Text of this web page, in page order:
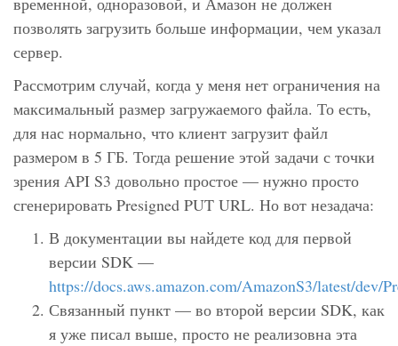
позволять загрузить больше информации, чем указал
сервер.
Рассмотрим случай, когда у меня нет ограничения на
максимальный размер загружаемого файла. То есть,
для нас нормально, что клиент загрузит файл
размером в 5 ГБ. Тогда решение этой задачи с точки
зрения API S3 довольно простое — нужно просто
сгенерировать Presigned PUT URL. Но вот незадача:
В документации вы найдете код для первой
версии SDK —
https://docs.aws.amazon.com/AmazonS3/latest/dev/
Связанный пункт — во второй версии SDK, как
я уже писал выше, просто не реализовна эта